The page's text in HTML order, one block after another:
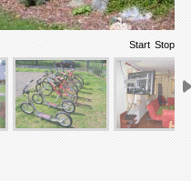
Start Stop